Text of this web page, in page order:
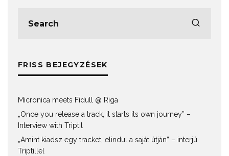
FRISS BEJEGYZÉSEK
Micronica meets Fidull @ Riga
„Once you release a track, it starts its own journey” –
Interview with Triptil
„Amint kiadsz egy tracket, elindul a saját útján” – interjú
Triptillel